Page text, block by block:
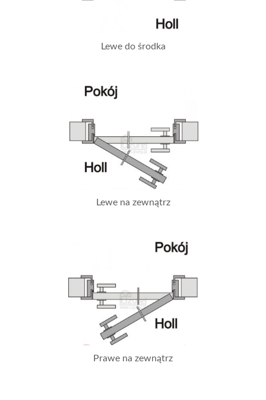
Lewe do środka
Lewe na zewnątrz
Prawe na zewnątrz